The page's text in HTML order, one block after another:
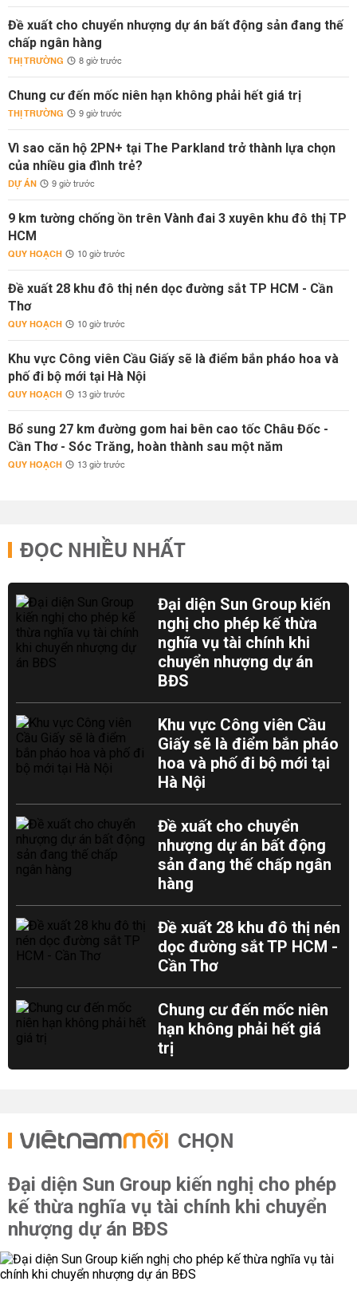
Đề xuất cho chuyển nhượng dự án bất động sản đang thế
chấp ngân hàng
THỊ TRƯỜNG 8 giờ trước
Chung cư đến mốc niên hạn không phải hết giá trị
THỊ TRƯỜNG 9 giờ trước
Vì sao căn hộ 2PN+ tại The Parkland trở thành lựa chọn
của nhiều gia đình trẻ?
DỰ ÁN 9 giờ trước
9 km tường chống ồn trên Vành đai 3 xuyên khu đô thị TP
HCM
QUY HOẠCH 10 giờ trước
Đề xuất 28 khu đô thị nén dọc đường sắt TP HCM - Cần
Thơ
QUY HOẠCH 10 giờ trước
Khu vực Công viên Cầu Giấy sẽ là điểm bắn pháo hoa và
phố đi bộ mới tại Hà Nội
QUY HOẠCH 13 giờ trước
Bổ sung 27 km đường gom hai bên cao tốc Châu Đốc -
Cần Thơ - Sóc Trăng, hoàn thành sau một năm
QUY HOẠCH 13 giờ trước
ĐỌC NHIỀU NHẤT
Đại diện Sun Group kiến
nghị cho phép kế thừa
nghĩa vụ tài chính khi
chuyển nhượng dự án
BĐS
Khu vực Công viên Cầu
Giấy sẽ là điểm bắn pháo
hoa và phố đi bộ mới tại
Hà Nội
Đề xuất cho chuyển
nhượng dự án bất động
sản đang thế chấp ngân
hàng
Đề xuất 28 khu đô thị nén
dọc đường sắt TP HCM -
Cần Thơ
Chung cư đến mốc niên
hạn không phải hết giá
trị
CHỌN
Đại diện Sun Group kiến nghị cho phép
kế thừa nghĩa vụ tài chính khi chuyển
nhượng dự án BĐS